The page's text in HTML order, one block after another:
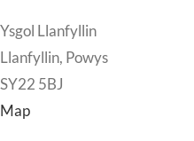
Ysgol Llanfyllin
Llanfyllin, Powys
SY22 5BJ
Map